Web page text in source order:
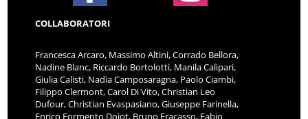
COLLABORATORI
Francesca Arcaro, Massimo Altini, Corrado Bellora,
Nadine Blanc, Riccardo Bortolotti, Manila Calipari,
Giulia Calisti, Nadia Camposaragna, Paolo Ciambi,
Filippo Clermont, Carol Di Vito, Christian Leo
Dufour, Christian Evaspasiano, Giuseppe Farinella,